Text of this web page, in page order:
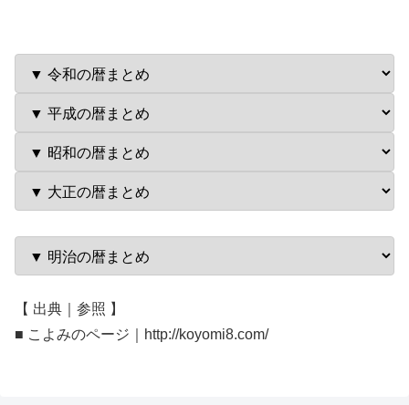
【 出典｜参照 】
■ こよみのページ｜http://koyomi8.com/